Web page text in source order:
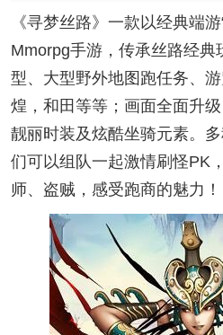
《寻梦丝路》一款以经典端
Mmorpg手游，传承丝路经典
型、大型野外地图跑任务、
煌，和田等等；画面全面升
靓丽时装及炫酷坐骑元素。
们可以组队一起激情刷怪PK
师、盗贼，感受跑商的魅力！